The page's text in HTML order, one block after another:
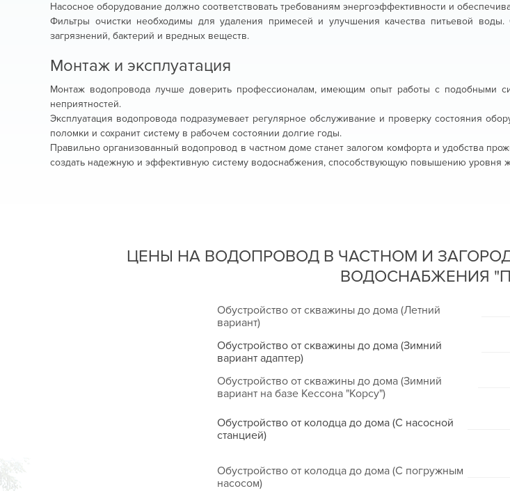
Насосное оборудование должно соответствовать требованиям энергоэффективности и
Фильтры очистки необходимы для удаления примесей и улучшения качества питьевой
загрязнений, бактерий и вредных веществ.
Монтаж и эксплуатация
Монтаж водопровода лучше доверить профессионалам, имеющим опыт работы с подобными
неприятностей.
Эксплуатация водопровода подразумевает регулярное обслуживание и проверку состояния
поломки и сохранит систему в рабочем состоянии долгие годы.
Правильно организованный водопровод в частном доме станет залогом комфорта и удобства
создать надежную и эффективную систему водоснабжения, способствующую повышению уровня
ЦЕНЫ НА ВОДОПРОВОД В ЧАСТНОМ И
ВОДОСНАБЖЕНИЯ
Обустройство от скважины до дома (Летний
вариант)
Обустройство от скважины до дома (Зимний
вариант адаптер)
Обустройство от скважины до дома (Зимний
вариант на базе Кессона "Корсу")
Обустройство от колодца до дома (С насосной
станцией)
Обустройство от колодца до дома (С погружным
насосом)